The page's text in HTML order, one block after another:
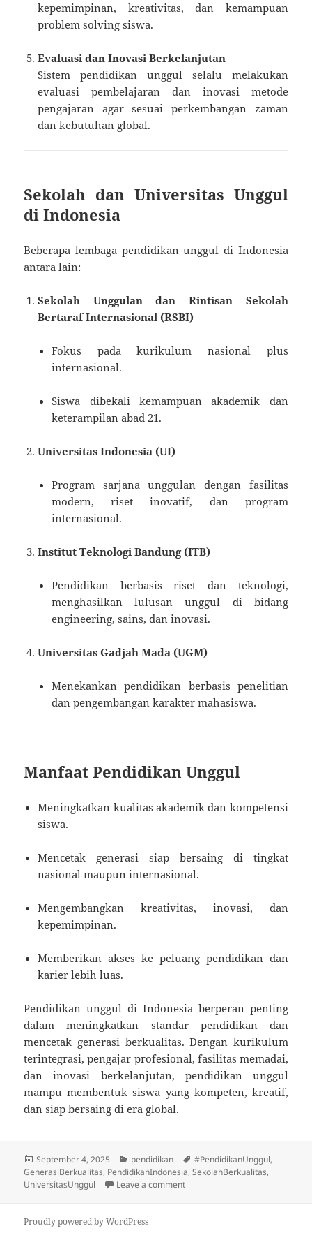
kepemimpinan, kreativitas, dan kemampuan
problem solving siswa.
Evaluasi dan Inovasi Berkelanjutan
Sistem pendidikan unggul selalu melakukan
evaluasi pembelajaran dan inovasi metode
pengajaran agar sesuai perkembangan zaman
dan kebutuhan global.
Sekolah dan Universitas Unggul
di Indonesia
Beberapa lembaga pendidikan unggul di Indonesia
antara lain:
Sekolah Unggulan dan Rintisan Sekolah
Bertaraf Internasional (RSBI)
Fokus pada kurikulum nasional plus
internasional.
Siswa dibekali kemampuan akademik dan
keterampilan abad 21.
Universitas Indonesia (UI)
Program sarjana unggulan dengan fasilitas
modern, riset inovatif, dan program
internasional.
Institut Teknologi Bandung (ITB)
Pendidikan berbasis riset dan teknologi,
menghasilkan lulusan unggul di bidang
engineering, sains, dan inovasi.
Universitas Gadjah Mada (UGM)
Menekankan pendidikan berbasis penelitian
dan pengembangan karakter mahasiswa.
Manfaat Pendidikan Unggul
Meningkatkan kualitas akademik dan kompetensi
siswa.
Mencetak generasi siap bersaing di tingkat
nasional maupun internasional.
Mengembangkan kreativitas, inovasi, dan
kepemimpinan.
Memberikan akses ke peluang pendidikan dan
karier lebih luas.
Pendidikan unggul di Indonesia berperan penting
dalam meningkatkan standar pendidikan dan
mencetak generasi berkualitas. Dengan kurikulum
terintegrasi, pengajar profesional, fasilitas memadai,
dan inovasi berkelanjutan, pendidikan unggul
mampu membentuk siswa yang kompeten, kreatif,
dan siap bersaing di era global.
Posted
on
September 4, 2025 Categories
pendidikan Tags
#PendidikanUnggul,
GenerasiBerkualitas, PendidikanIndonesia,SekolahBerkualitas,
UniversitasUnggul
Leave a commenton Pendidikan Unggul di
Proudly powered by WordPress